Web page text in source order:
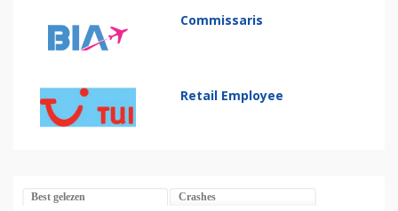
Commissaris
Retail Employee
Best gelezen Crashes